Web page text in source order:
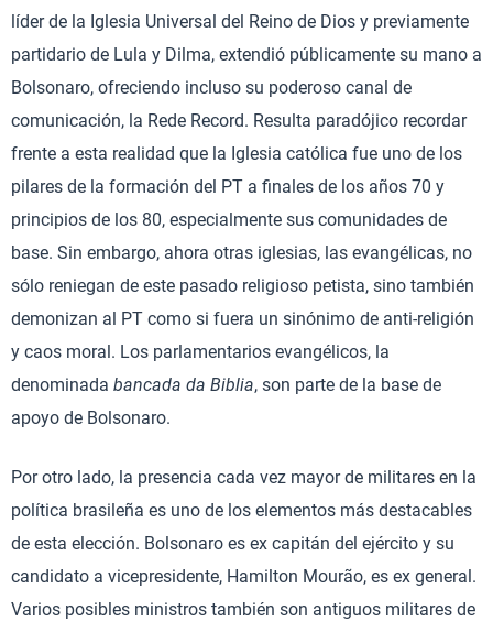
líder de la Iglesia Universal del Reino de Dios y previamente
partidario de Lula y Dilma, extendió públicamente su mano a
Bolsonaro, ofreciendo incluso su poderoso canal de
comunicación, la Rede Record. Resulta paradójico recordar
frente a esta realidad que la Iglesia católica fue uno de los
pilares de la formación del PT a finales de los años 70 y
principios de los 80, especialmente sus comunidades de
base. Sin embargo, ahora otras iglesias, las evangélicas, no
sólo reniegan de este pasado religioso petista, sino también
demonizan al PT como si fuera un sinónimo de anti-religión
y caos moral. Los parlamentarios evangélicos, la
denominada bancada da Biblia, son parte de la base de
apoyo de Bolsonaro.
Por otro lado, la presencia cada vez mayor de militares en la
política brasileña es uno de los elementos más destacables
de esta elección. Bolsonaro es ex capitán del ejército y su
candidato a vicepresidente, Hamilton Mourão, es ex general.
Varios posibles ministros también son antiguos militares de